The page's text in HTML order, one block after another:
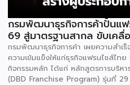
(TESE 2026) เป็นเวทีแสดงธุรกิจแฟ
วงจร […]
กรมพัฒนาธุรกิจการค้าปั้นแฟ
69 สู่มาตรฐานสากล ขับเคลื่
กรมพัฒนาธุรกิจการค้า เผยความสำเร็
ความเข้มแข็งให้แก่ธุรกิจแฟรนไชส์ไท
กิจกรรมหลัก ได้แก่ หลักสูตรการบริห
(DBD Franchise Program) รุ่นที่